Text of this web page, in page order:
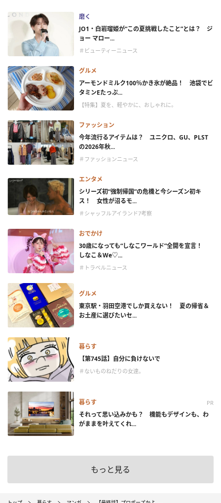
磨く
JO1・白岩瑠姫が“この夏挑戦したこと”とは？ ジ
ョー マロー...
＃ビューティーニュース
グルメ
アーモンドミルク100％かき氷が絶品！ 池袋でビ
タミンEたっぷ...
【特集】夏を、軽やかに、おしゃれに。
ファッション
今年流行るアイテムは？ ユニクロ、GU、PLST
の2026年秋...
＃ファッションニュース
エンタメ
シリーズ初“強制帰国”の危機と今シーズン初キ
ス！ 女性が沼るモ...
＃シャッフルアイランド7考察
おでかけ
30歳になっても“しなこワールド”全開を宣言！
しなこ＆We♡...
＃トラベルニュース
グルメ
東京駅・羽田空港でしか買えない！ 夏の帰省＆
お土産に選びたいセ...
暮らす
【第745話】自分に負けないで
＃ないものねだりの女達。
暮らす PR
それって思い込みかも？ 機能もデザインも、わ
がままを叶えてくれ...
もっと見る